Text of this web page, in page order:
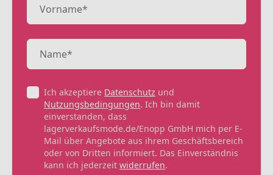
Ich akzeptiere Datenschutz und
Nutzungsbedingungen. Ich bin damit
einverstanden, dass
lagerverkaufsmode.de/Enopp GmbH mich per E-
Mail über Angebote aus ihrem Geschäftsbereich
oder von Dritten informiert. Das Einverständnis
kann ich jederzeit widerrufen.